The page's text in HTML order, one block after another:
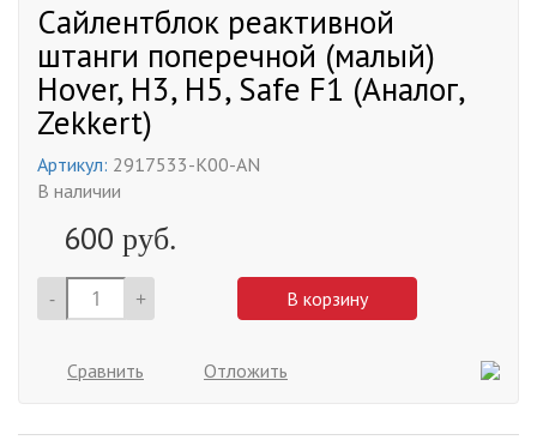
Сайлентблок реактивной
штанги поперечной (малый)
Hover, H3, H5, Safe F1 (Аналог,
Zekkert)
Артикул: 2917533-K00-AN
В наличии
600 руб.
- + В корзину
Сравнить Отложить